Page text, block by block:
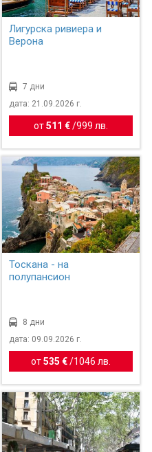
Лигурска ривиера и
Верона
7 дни
дата: 21.09.2026 г.
от511 €/999 лв.
Тоскана - на
полупансион
8 дни
дата: 09.09.2026 г.
от535 €/ 1046 лв.